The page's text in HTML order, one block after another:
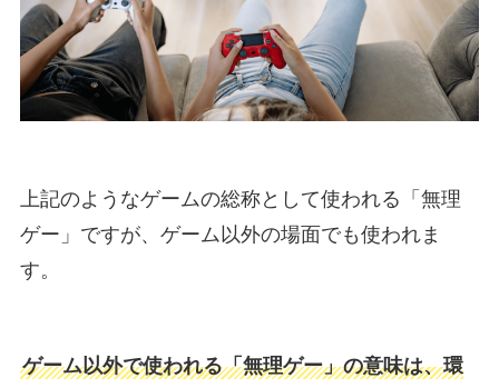
上記のようなゲームの総称として使われる「無理
ゲー」ですが、ゲーム以外の場面でも使われま
す。
ゲーム以外で使われる「無理ゲー」の意味は、環